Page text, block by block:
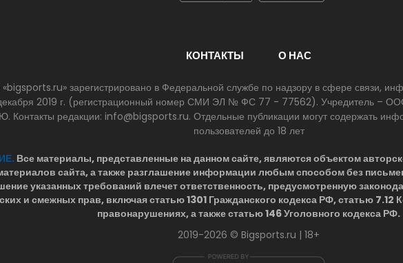
КОНТАКТЫ О НАС
зарегистрировано в Федеральной службе по надзору в сфере связи,
2019 г. (регистрационный номер СМИ ЭЛ № ФС 77 - 77562). Учредитель –
Контакты редакции: info@bigsports.ru. Отдельные публикации могут содержать
пользователей до 18 лет
Все материалы, представленные на данном сайте, являются объектом
сайта, а также разглашение информации любым способом без
указанных требований влечет ответственность, предусмотренную
и смежных прав, включая статью 1301 Гражданского кодекса РФ, статью
правонарушениях, а также статью 146 Уголовного кодекса РФ.
2019-2026 © Bigsports.ru | 18+